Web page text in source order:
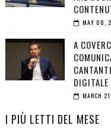
MAY 08,
A
DIGITALE
MARCH
I PIÙ LETTI DEL MESE